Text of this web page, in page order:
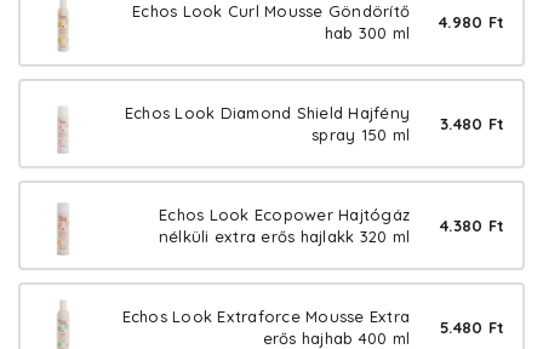
Echos Look Curl Mousse Göndörítő
hab 300 ml
4.980 Ft
Echos Look Diamond Shield Hajfény
spray 150 ml
3.480 Ft
Echos Look Ecopower Hajtógáz
nélküli extra erős hajlakk 320 ml
4.380 Ft
Echos Look Extraforce Mousse Extra
erős hajhab 400 ml
5.480 Ft